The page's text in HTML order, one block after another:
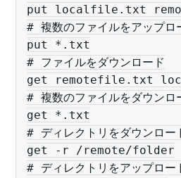
put localfile.txt
# 複数のファイルをアップロ
put *.txt
# ファイルをダウンロード
get remotefile.txt
# 複数のファイルをダウンロ
get *.txt
# ディレクトリをダウンロ
get -r /remote/folder
# ディレクトリをアップロ